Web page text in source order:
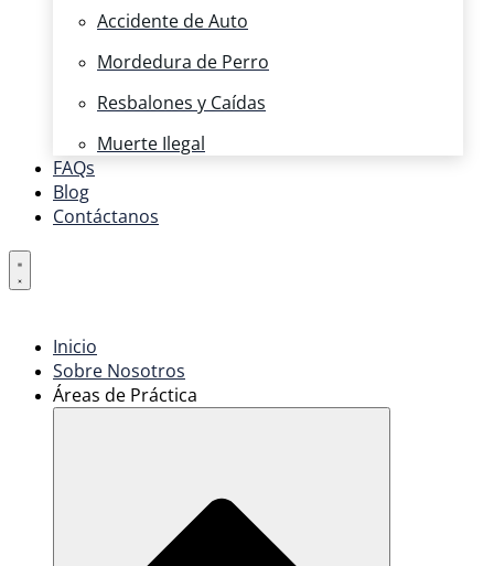
Accidente de Auto
Mordedura de Perro
Resbalones y Caídas
Muerte Ilegal
FAQs
Blog
Contáctanos
Inicio
Sobre Nosotros
Áreas de Práctica